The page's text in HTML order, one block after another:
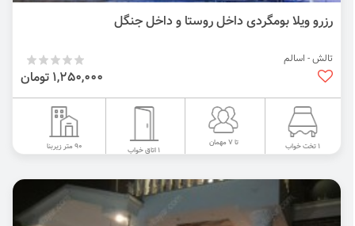
رزرو ویلا بومگردی داخل روستا و داخل جنگل
تالش - اسالم
1,250,000 تومان
1 تخت خواب تا 7 مهمان
1 اتاق خواب 90 متر زیربنا